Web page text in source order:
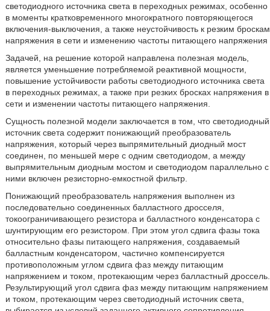
светодиодного источника света в переходных режимах, особенно
в моменты кратковременного многократного повторяющегося
включения-выключения, а также неустойчивость к резким броскам
напряжения в сети и изменению частоты питающего напряжения
Задачей, на решение которой направлена полезная модель,
является уменьшение потребляемой реактивной мощности,
повышение устойчивости работы светодиодного источника света
в переходных режимах, а также при резких бросках напряжения в
сети и изменении частоты питающего напряжения.
Сущность полезной модели заключается в том, что светодиодный
источник света содержит понижающий преобразователь
напряжения, который через выпрямительный диодный мост
соединен, по меньшей мере с одним светодиодом, а между
выпрямительным диодным мостом и светодиодом параллельно с
ними включен резисторно-емкостной фильтр.
Понижающий преобразователь напряжения выполнен из
последовательно соединенных балластного дросселя,
токоограничивающего резистора и балластного конденсатора с
шунтирующим его резистором. При этом угол сдвига фазы тока
относительно фазы питающего напряжения, создаваемый
балластным конденсатором, частично компенсируется
противоположным углом сдвига фаз между питающим
напряжением и током, протекающим через балластный дроссель.
Результирующий угол сдвига фаз между питающим напряжением
и током, протекающим через светодиодный источник света,